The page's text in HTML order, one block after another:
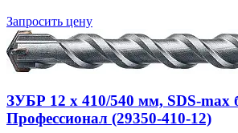
Запросить цену
ЗУБР 12 x 410/540 мм, SDS-max
Профессионал (29350-410-12)